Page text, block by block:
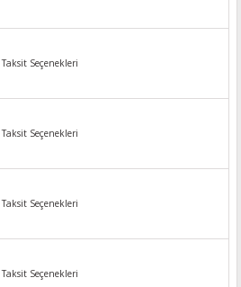
Taksit Seçenekleri
Taksit Seçenekleri
Taksit Seçenekleri
Taksit Seçenekleri